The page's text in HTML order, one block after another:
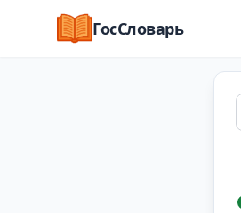
ГосСловарь